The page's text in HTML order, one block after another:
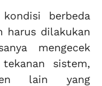
berbeda
harus dilakukan
mengecek
sistem,
lain yang